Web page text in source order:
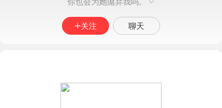
关注 聊天